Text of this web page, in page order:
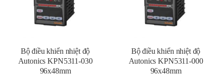
Bộ điều khiển nhiệt độ
Autonics KPN5311-030
96x48mm
Bộ điều khiển nhiệt độ
Autonics KPN5311-000
96x48mm